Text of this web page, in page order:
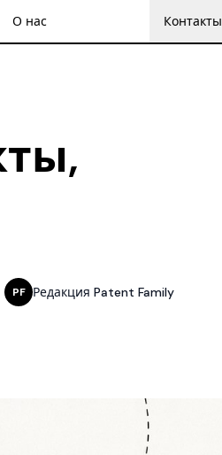
О нас Контакты
PF Редакция Patent Family